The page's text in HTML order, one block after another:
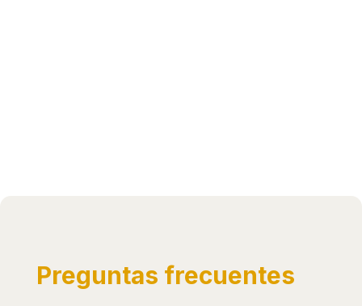
Preguntas frecuentes